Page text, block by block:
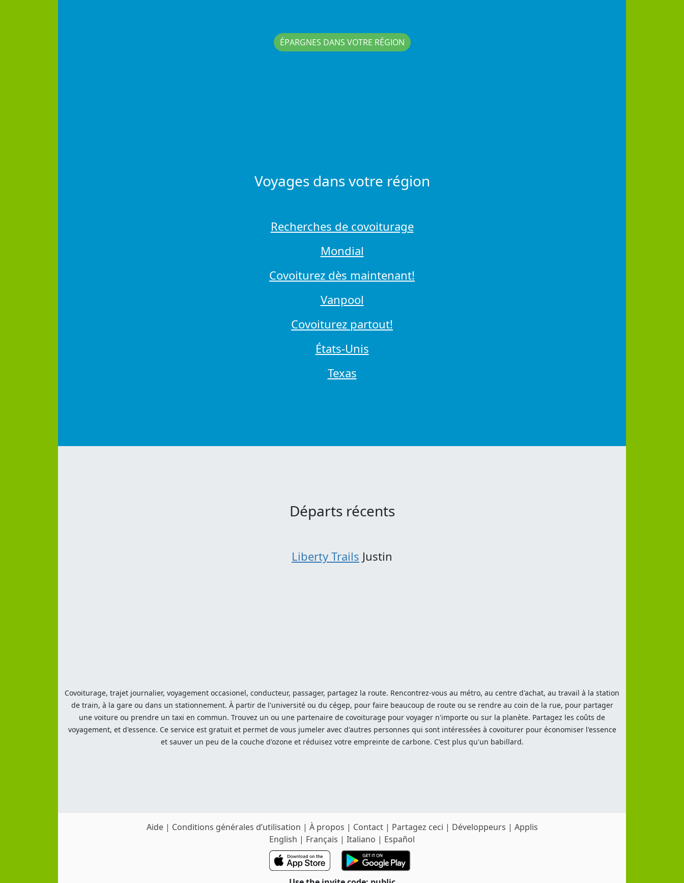
ÉPARGNES DANS VOTRE RÉGION
Voyages dans votre région
Recherches de covoiturage
Mondial
Covoiturez dès maintenant!
Vanpool
Covoiturez partout!
États-Unis
Texas
Départs récents
Liberty Trails Justin
Covoiturage, trajet journalier, voyagement occasionel, conducteur, passager, partagez la route. Rencontrez-vous au métro, au centre d'achat, au travail à la station
de train, à la gare ou dans un stationnement. À partir de l'université ou du cégep, pour faire beaucoup de route ou se rendre au coin de la rue, pour partager
une voiture ou prendre un taxi en commun. Trouvez un ou une partenaire de covoiturage pour voyager n'importe ou sur la planète. Partagez les coûts de
voyagement, et d'essence. Ce service est gratuit et permet de vous jumeler avec d'autres personnes qui sont intéressées à covoiturer pour économiser l'essence
et sauver un peu de la couche d'ozone et réduisez votre empreinte de carbone. C'est plus qu'un babillard.
Aide | Conditions générales d’utilisation | À propos | Contact | Partagez ceci | Développeurs | Applis
English | Français | Italiano | Español